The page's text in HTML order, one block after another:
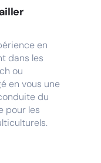
en
dans les
ou
en vous une
du
pour les